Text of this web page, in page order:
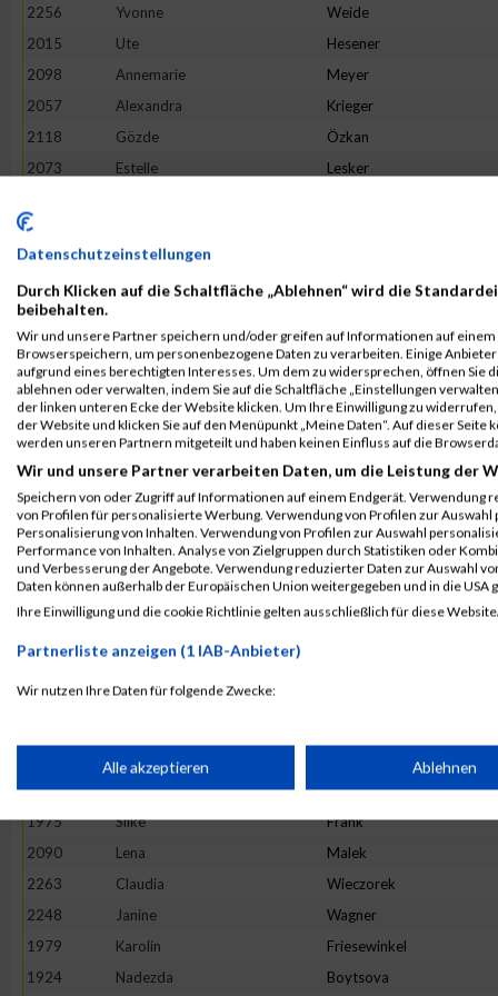
2256
Yvonne Weide
2015
Ute Hesener
2098
Annemarie Meyer
2057
Alexandra Krieger
2118
Gözde Özkan
2073
Estelle Lesker
2047
2019
Steffi
2277
Marta Millaruelo Boira
2006
Elke Hauff
2075
Kristina Lies
1928
Ann-Kathrin Bruckhaus
2170
Petra Schäfer
1986
Verena Goldbach
1926
Stefanie Braun
2000
Bianka Guthardt
2101
Hanna Mitze
2246
Andrea Wagner
2278
Huanhuan
Anne
1988
Judith Graells Llordés
1975
Silke Frank
2090
Lena Malek
2263
Claudia Wieczorek
2248
Janine Wagner
1979
Karolin Friesewinkel
1924
Nadezda Boytsova
Datenschutzeinstellungen
Durch Klicken auf die Schaltfläche „Ablehnen“ wird die
beibehalten.
Wir und unsere Partner speichern und/oder greifen auf Informationen auf einem
Browserspeichern, um personenbezogene Daten zu verarbeiten. Einige
aufgrund eines berechtigten Interesses. Um dem zu widersprechen, öffnen Sie
ablehnen oder verwalten, indem Sie auf die Schaltfläche „Einstellungen
der linken unteren Ecke der Website klicken. Um Ihre Einwilligung zu
der Website und klicken Sie auf den Menüpunkt „Meine Daten“. Auf dieser
werden unseren Partnern mitgeteilt und haben keinen Einfluss auf die
Wir und unsere Partner verarbeiten Daten, um die Leistung der
Speichern von oder Zugriff auf Informationen auf einem Endgerät. Verwendung
von Profilen für personalisierte Werbung. Verwendung von Profilen zur
Personalisierung von Inhalten. Verwendung von Profilen zur Auswahl
Performance von Inhalten. Analyse von Zielgruppen durch Statistiken oder
und Verbesserung der Angebote. Verwendung reduzierter Daten zur Auswahl
Daten können außerhalb der Europäischen Union weitergegeben und in die USA
Ihre Einwilligung und die cookie Richtlinie gelten ausschließlich für diese
Partnerliste anzeigen (1 IAB-Anbieter)
Wir nutzen Ihre Daten für folgende Zwecke:
Speichern von oder Zugriff auf Informationen auf einem
Verwendung reduzierter Daten zur Auswahl von Werbeanzeigen
Verwendung von Profilen zur Auswahl personalisierter Werbung
Alle akzeptieren Ablehnen